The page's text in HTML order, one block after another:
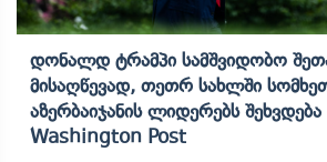
Დონალდ Ტრამპი Სამშვიდობო
Მისაღწევად, Თეთრ Სახლში
Აზერბაიჯანის Ლიდერებს
Washington Post